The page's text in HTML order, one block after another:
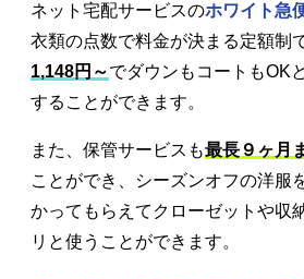
ネット宅配サービスのホワイト急
衣類の点数で料金が決まる定額制で
1,148円～でダウンもコートもOKと
することができます。
また、保管サービスも最長９ヶ月
ことができ、シーズンオフの洋服
かってもらえてクローゼットや収
リと使うことができます。